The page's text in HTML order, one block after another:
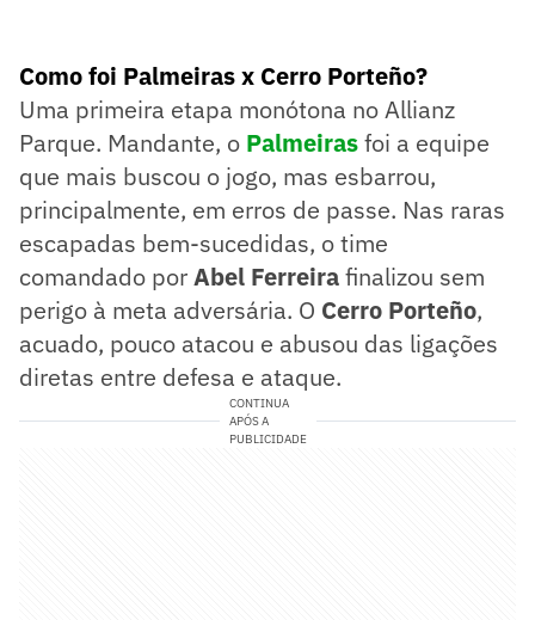
Como foi Palmeiras x Cerro Porteño?
Uma primeira etapa monótona no Allianz
Parque. Mandante, o Palmeirasfoi a equipe
que mais buscou o jogo, mas esbarrou,
principalmente, em erros de passe. Nas raras
escapadas bem-sucedidas, o time
comandado porAbel Ferreirafinalizou sem
perigo à meta adversária. O Cerro Porteño,
acuado, pouco atacou e abusou das ligações
diretas entre defesa e ataque.
CONTINUA
APÓS A
PUBLICIDADE